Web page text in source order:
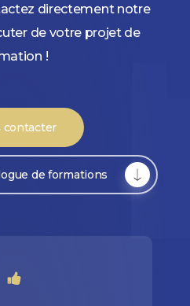
directement notre
de votre projet de
!
contacter
de formations